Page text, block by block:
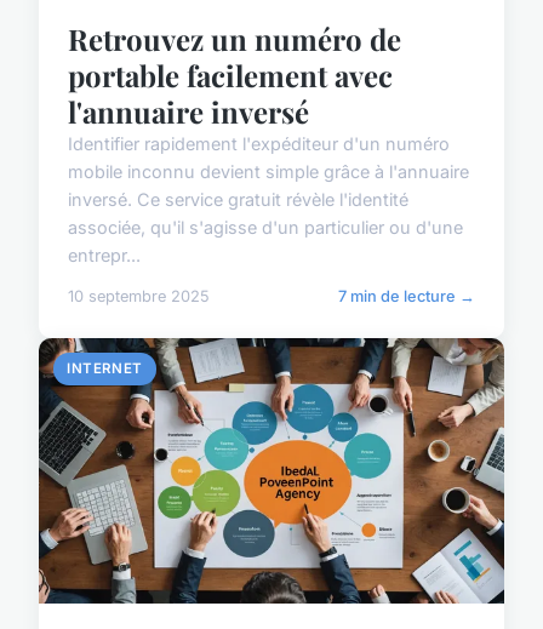
Retrouvez un numéro de
portable facilement avec
l'annuaire inversé
Identifier rapidement l'expéditeur d'un numéro
mobile inconnu devient simple grâce à l'annuaire
inversé. Ce service gratuit révèle l'identité
associée, qu'il s'agisse d'un particulier ou d'une
entrepr...
10 septembre 2025 7 min de lecture →
INTERNET